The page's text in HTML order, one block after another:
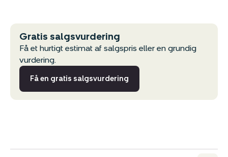
Gratis salgsvurdering
Få et hurtigt estimat af salgspris eller en grundig
vurdering.
Få en gratis salgsvurdering